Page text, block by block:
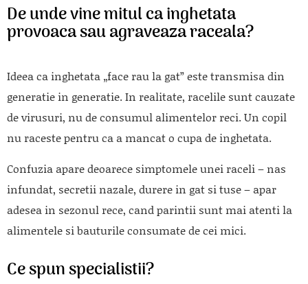
De unde vine mitul ca inghetata
provoaca sau agraveaza raceala?
Ideea ca inghetata „face rau la gat” este transmisa din
generatie in generatie. In realitate, racelile sunt cauzate
de virusuri, nu de consumul alimentelor reci. Un copil
nu raceste pentru ca a mancat o cupa de inghetata.
Confuzia apare deoarece simptomele unei raceli – nas
infundat, secretii nazale, durere in gat si tuse – apar
adesea in sezonul rece, cand parintii sunt mai atenti la
alimentele si bauturile consumate de cei mici.
Ce spun specialistii?